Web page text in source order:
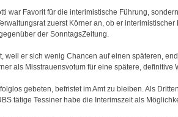
war Favorit für die interimistische Führung,
zuerst Körner an, ob er
der SonntagsZeitung.
weil er sich wenig Chancen auf einen späteren,
als Misstrauensvotum für eine spätere, definitive
gebeten, befristet im Amt zu bleiben. Als
tätige Tessiner habe die Interimszeit als